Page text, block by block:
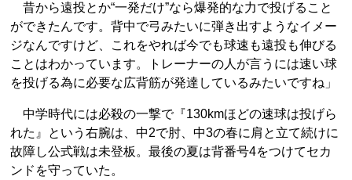
昔から遠投とか“一発だけ”なら爆発的な力で投げること
ができたんです。背中で弓みたいに弾き出すようなイメー
ジなんですけど、これをやれば今でも球速も遠投も伸びる
ことはわかっています。トレーナーの人が言うには速い球
を投げる為に必要な広背筋が発達しているみたいですね」
中学時代には必殺の一撃で『130kmほどの速球は投げら
れた』という右腕は、中2で肘、中3の春に肩と立て続けに
故障し公式戦は未登板。最後の夏は背番号4をつけてセカ
ンドを守っていた。